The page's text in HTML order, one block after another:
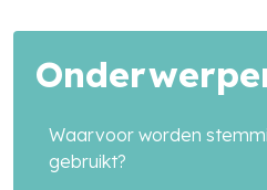
Zoek in alle
Waarvoor worden
gebruikt?